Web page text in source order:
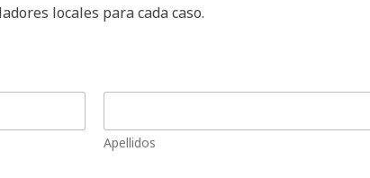
locales para cada caso.
Apellidos